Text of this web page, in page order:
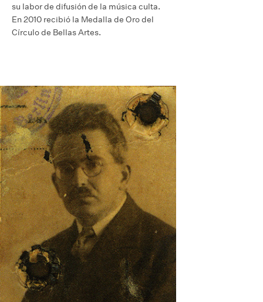
su labor de difusión de la música culta.
En 2010 recibió la Medalla de Oro del
Círculo de Bellas Artes.